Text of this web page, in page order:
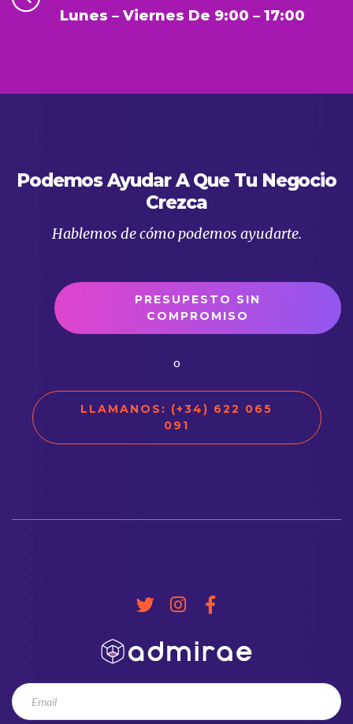
Lunes – Viernes De 9:00 – 17:00
Podemos Ayudar A Que Tu Negocio
Crezca
Hablemos de cómo podemos ayudarte.
PRESUPESTO SIN
COMPROMISO
o
LLAMANOS: (+34) 622 065
091